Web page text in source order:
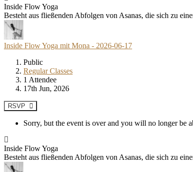
Inside Flow Yoga
Besteht aus fließenden Abfolgen von Asanas, die sich zu
Inside Flow Yoga mit Mona - 2026-06-17
Public
Regular Classes
1 Attendee
17th Jun, 2026
RSVP
Sorry, but the event is over and you will no longer be
Inside Flow Yoga
Besteht aus fließenden Abfolgen von Asanas, die sich zu